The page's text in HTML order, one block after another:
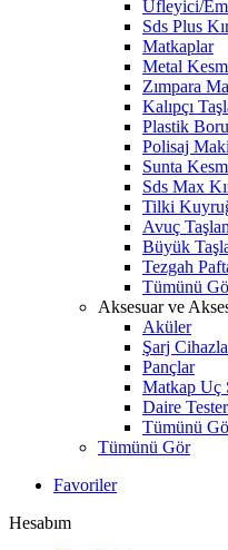
Üfleyici/
Sds Plus
Matkaplar
Metal
Zımpara
Kalıpçı
Plastik
Polisaj
Sunta
Sds Max
Tilki
Avuç
Büyük
Tezgah
Tümünü
Aksesuar ve
Aküler
Şarj
Pançlar
Matkap Uç
Daire
Tümünü
Tümünü Gör
Favoriler
Hesabım